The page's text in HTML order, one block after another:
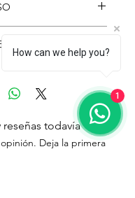
Almizcle.
reseñas todavía
Deja la primera
How can we help you?
1